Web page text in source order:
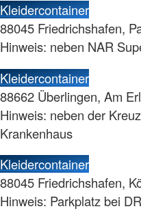
Kleidercontainer
88045 Friedrichshafen,
Hinweis: neben NAR
Kleidercontainer
88662 Überlingen, Am
Hinweis: neben der
Krankenhaus
Kleidercontainer
88045 Friedrichshafen,
Hinweis: Parkplatz bei